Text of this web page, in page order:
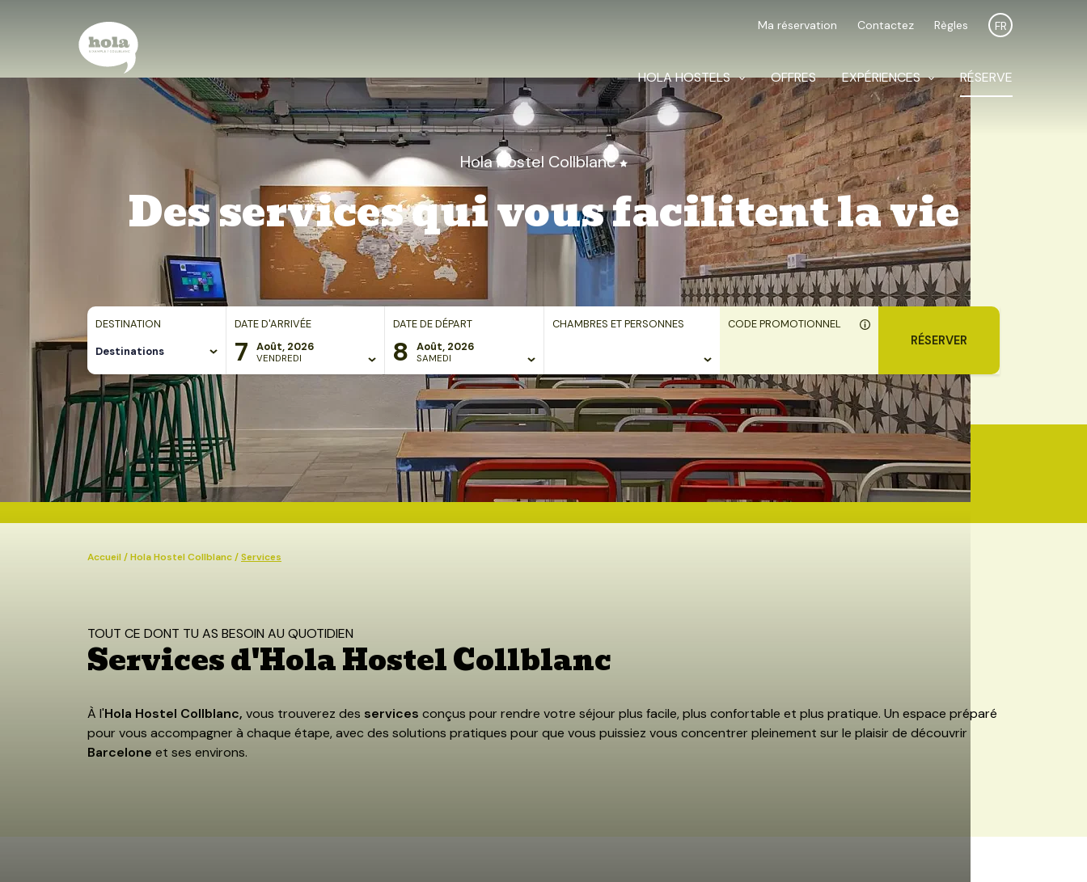
Ma réservation Contactez Règles FR
HOLA HOSTELS OFFRES EXPÉRIENCES RÉSERVE
Hola Hostel Collblanc
Des services qui vous facilitent la vie
DESTINATION
Destinations
DATE D'ARRIVÉE
7 Août, 2026
VENDREDI
DATE DE DÉPART
8 Août, 2026
SAMEDI
CHAMBRES ET PERSONNES CODE PROMOTIONNEL
RÉSERVER
7 août, 2026
HOLA HOSTEL COLLBLANC CHAMBRES SERVICES OFFRES GALERIE LOCALISATION
Accueil/Hola Hostel Collblanc/Services
TOUT CE DONT TU AS BESOIN AU QUOTIDIEN
Services d'Hola Hostel Collblanc
À l'Hola Hostel Collblanc, vous trouverez des services conçus pour rendre votre séjour plus facile, plus confortable et plus pratique. Un espace préparé
pour vous accompagner à chaque étape, avec des solutions pratiques pour que vous puissiez vous concentrer pleinement sur le plaisir de découvrir
Barcelone et ses environs.